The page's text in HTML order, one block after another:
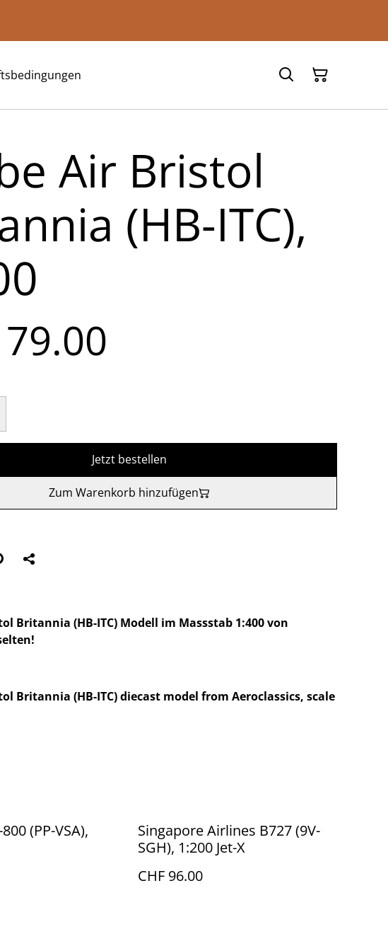
Air Bristol
(HB-ITC),
Jetzt bestellen
Zum Warenkorb hinzufügen
Britannia (HB-ITC) Modell im Massstab 1:400 von
Britannia (HB-ITC) diecast model from Aeroclassics, scale
(PP-VSA),
Singapore Airlines B727 (9V-
SGH), 1:200 Jet-X
CHF 96.00